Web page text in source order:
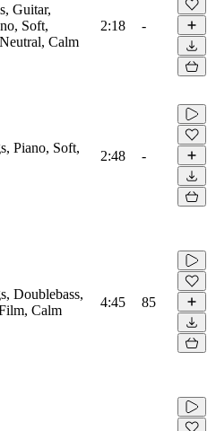
Guitar,
Soft,
Calm
2:18 -
Piano, Soft,
2:48 -
Doublebass,
Calm
4:45 85